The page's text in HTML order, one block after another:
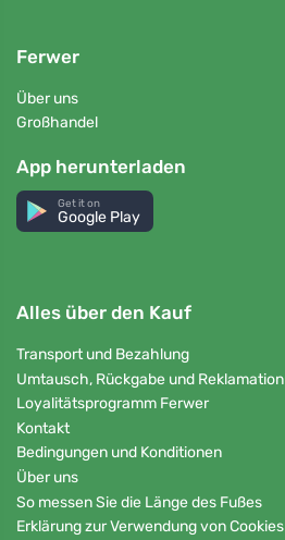
Ferwer
Über uns
Großhandel
App herunterladen
Get it on
Google Play
Alles über den Kauf
Transport und Bezahlung
Umtausch, Rückgabe und Reklamation
Loyalitätsprogramm Ferwer
Kontakt
Bedingungen und Konditionen
Über uns
So messen Sie die Länge des Fußes
Erklärung zur Verwendung von Cookies